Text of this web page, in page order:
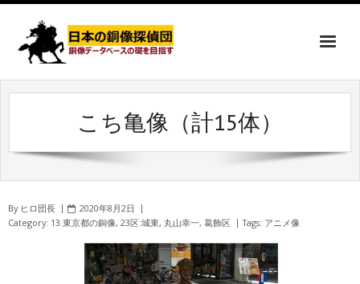
こち亀像（計15体）
By ヒロ団長
2020年8月2日
Category: 13.東京都の銅像, 23区:城東, 丸山幸一, 葛飾区 Tags: アニメ像